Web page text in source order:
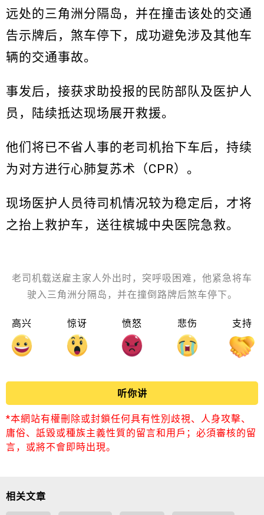
远处的三角洲分隔岛，并在撞击该处的交通
告示牌后，煞车停下，成功避免涉及其他车
辆的交通事故。
事发后，接获求助投报的民防部队及医护人
员，陆续抵达现场展开救援。
他们将已不省人事的老司机抬下车后，持续
为对方进行心肺复苏术（CPR）。
现场医护人员待司机情况较为稳定后，才将
之抬上救护车，送往槟城中央医院急救。
老司机载送雇主家人外出时，突呼吸困难，他紧急将车
驶入三角洲分隔岛，并在撞倒路牌后煞车停下。
高兴 惊讶 愤怒 悲伤 支持
听你讲
*本網站有權刪除或封鎖任何具有性別歧視、人身攻擊、
庸俗、詆毀或種族主義性質的留言和用戶；必須審核的留
言，或將不會即時出現。
相关文章